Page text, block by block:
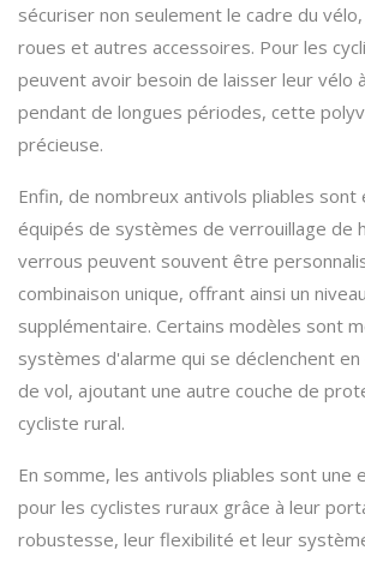
sécuriser non seulement le cadre du
roues et autres accessoires. Pour les
peuvent avoir besoin de laisser leur vélo
pendant de longues périodes, cette
précieuse.
Enfin, de nombreux antivols pliables sont
équipés de systèmes de verrouillage de
verrous peuvent souvent être
combinaison unique, offrant ainsi un
supplémentaire. Certains modèles sont
systèmes d'alarme qui se déclenchent
de vol, ajoutant une autre couche de
cycliste rural.
En somme, les antivols pliables sont une
pour les cyclistes ruraux grâce à leur
robustesse, leur flexibilité et leur